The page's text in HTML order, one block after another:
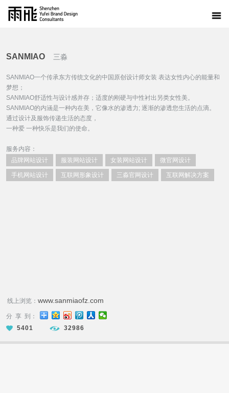
SANMIAO 三淼
SANMIAO一个传承东方传统文化的中国原创设计师女装 表达女性内心的能量和
梦想；
SANMIAO舒适性与设计感并存；适度的刚硬与中性衬出另类女性美。
SANMIAO的内涵是一种内在美，它像水的渗透力; 逐渐的渗透您生活的点滴。
通过设计及服饰传递生活的态度，
一种爱 一种快乐是我们的使命。
服务内容：
品牌网站设计
服装网站设计 女装网站设计 微官网设计
手机网站设计 互联网形象设计 三淼官网设计 互联网解决方案
线上浏览： www.sanmiaofz.com
分 享 到：
5401
32986